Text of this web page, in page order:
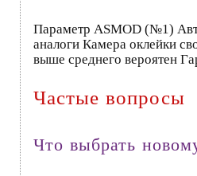
Параметр ASMOD (№1)
аналоги Камера оклейки
выше среднего вероятен
Частые вопросы
Что выбрать